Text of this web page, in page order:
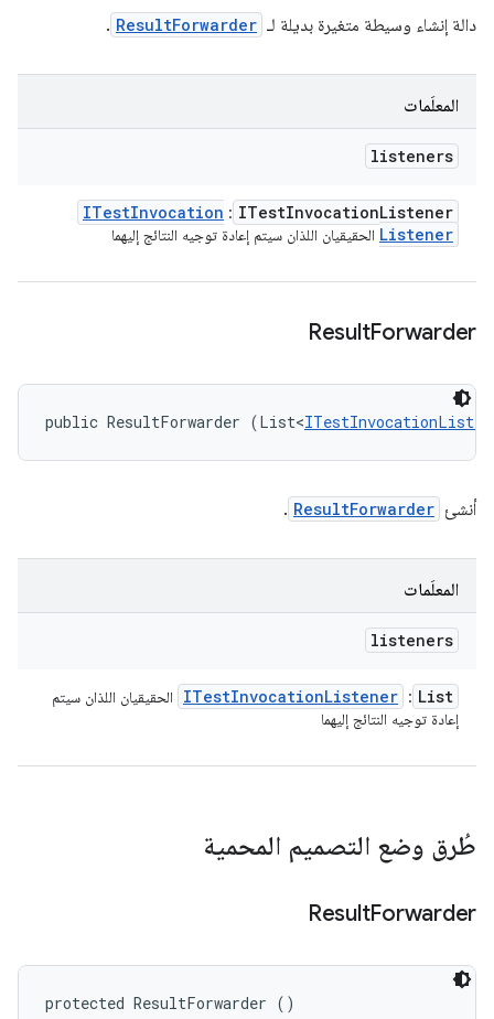
دالة إنشاء وسيطة متغيرة بديلة لـ ResultForwarder
.
المعلَمات
listeners
ITestInvocationListener
:
ITestInvocation
Listener الحقيقيان اللذان سيتم إعادة توجيه النتائج إليهما
ResultForwarder
public ResultForwarder (List<
أنشئ ResultForwarder
.
المعلَمات
listeners
List
:
ITestInvocationListener
الحقيقيان اللذان سيتم
إعادة توجيه النتائج إليهما
طُرق وضع التصميم المحمية
ResultForwarder
protected ResultForwarder ()